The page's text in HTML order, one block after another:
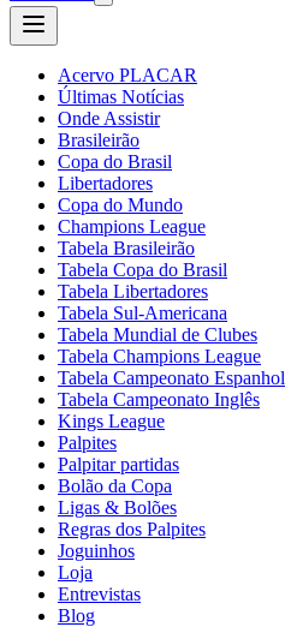
Acervo PLACAR
Últimas Notícias
Onde Assistir
Brasileirão
Copa do Brasil
Libertadores
Copa do Mundo
Champions League
Tabela Brasileirão
Tabela Copa do Brasil
Tabela Libertadores
Tabela Sul-Americana
Tabela Mundial de Clubes
Tabela Champions League
Tabela Campeonato Espanhol
Tabela Campeonato Inglês
Kings League
Palpites
Palpitar partidas
Bolão da Copa
Ligas & Bolões
Regras dos Palpites
Joguinhos
Loja
Entrevistas
Blog